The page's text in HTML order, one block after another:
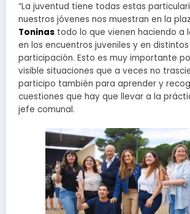
“La juventud tiene todas estas
nuestros jóvenes nos muestran en la
Toninas todo lo que vienen haciendo a
en los encuentros juveniles y en
participación. Esto es muy importante
visible situaciones que a veces no
participo también para aprender y
cuestiones que hay que llevar a la
jefe comunal.